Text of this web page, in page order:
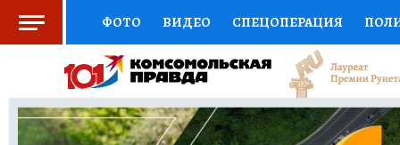
ФОТО ВИДЕО СПЕЦОПЕРАЦИЯ
СОЦПОДДЕРЖКА НАУКА СПОРТ
ВЫБОР ЭКСПЕРТОВ ДОКТОР